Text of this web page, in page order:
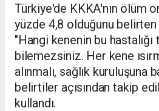
Türkiye'de KKKA'nın ölüm
yüzde 4,8 olduğunu
"Hangi kenenin bu hastalığı
bilemezsiniz. Her kene
alınmalı, sağlık kuruluşuna
belirtiler açısından takip
kullandı.